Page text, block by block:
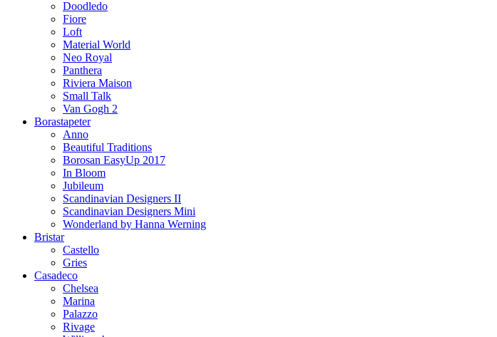
Doodledo
Fiore
Loft
Material World
Neo Royal
Panthera
Riviera Maison
Small Talk
Van Gogh 2
Borastapeter
Anno
Beautiful Traditions
Borosan EasyUp 2017
In Bloom
Jubileum
Scandinavian Designers II
Scandinavian Designers Mini
Wonderland by Hanna Werning
Bristar
Castello
Gries
Casadeco
Chelsea
Marina
Palazzo
Rivage